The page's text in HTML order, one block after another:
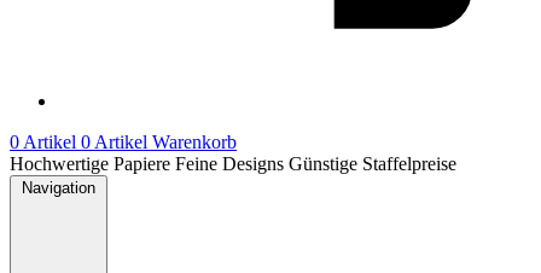
0 Artikel 0 Artikel Warenkorb
Hochwertige Papiere Feine Designs Günstige Staffelpreise
Navigation